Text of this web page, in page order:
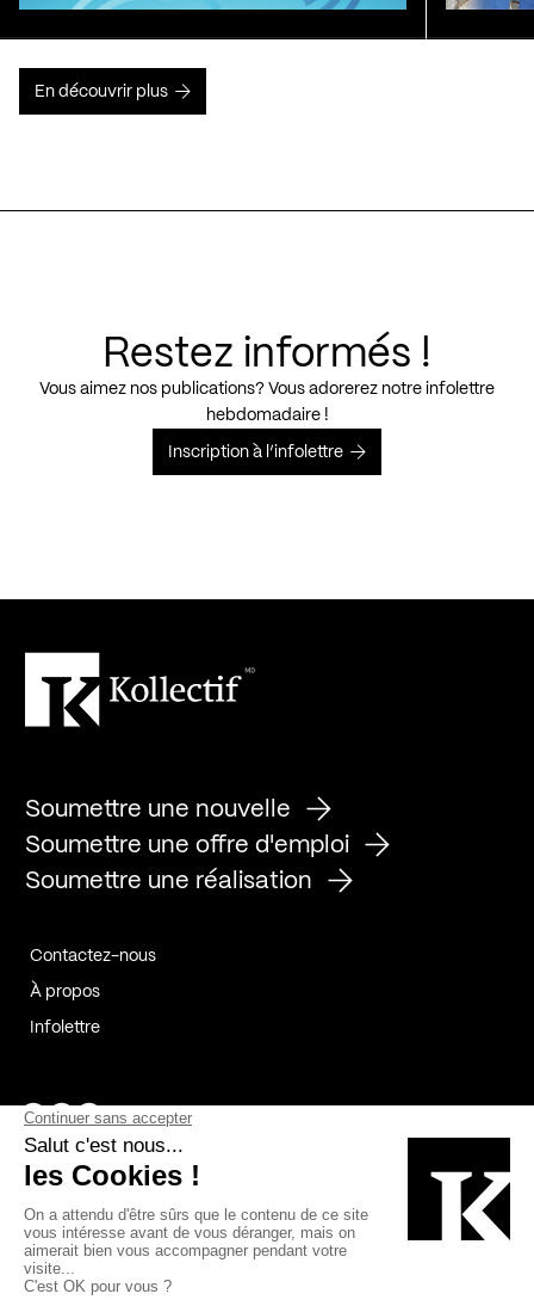
En découvrir plus
Restez informés !
Vous aimez nos publications? Vous adorerez notre infolettre
hebdomadaire !
Inscription à l’infolettre
Soumettre une nouvelle
Soumettre une offre d'emploi
Soumettre une réalisation
Contactez-nous
À propos
Infolettre
Page Facebook de Kollectif
Page Instagram de Kollectif
Page Linkedin de Kollectif
Bâtiment-Durable-Québec-1
Esquisses-1